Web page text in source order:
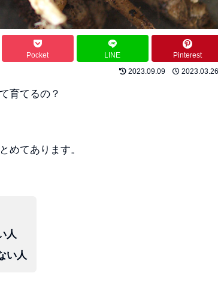
Pocket LINE
Pinterest
2023.09.09
2023.03.26
育てるの？
めてあります。
人
い人